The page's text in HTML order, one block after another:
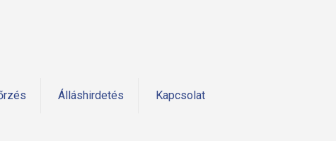
Álláshirdetés Kapcsolat